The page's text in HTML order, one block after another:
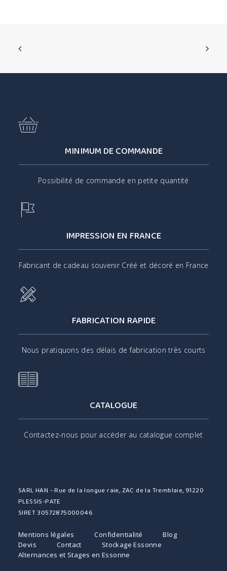
MINIMUM DE COMMANDE
Possibilité de commande en petite quantité
IMPRESSION EN FRANCE
Fabricant de cadeau souvenir Créé et décoré en France
FABRICATION RAPIDE
Nous pratiquons des délais de fabrication très courts
CATALOGUE
Contactez-nous pour accéder au catalogue complet
SARL HAN - Rue de la longue raie, ZAC de la Tremblaie, 91220
PLESSIS-PATE
SIRET 30572875000046
Mentions légales Confidentialité
Blog
Devis
Contact
Stockage Essonne
Alternances et Stages en Essonne